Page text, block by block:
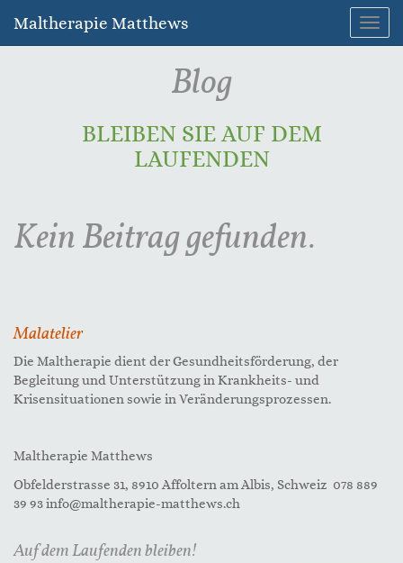
Maltherapie Matthews
Blog
BLEIBEN SIE AUF DEM
LAUFENDEN
Kein Beitrag gefunden.
Malatelier
Die Maltherapie dient der Gesundheitsförderung, der
Begleitung und Unterstützung in Krankheits- und
Krisensituationen sowie in Veränderungsprozessen.
Maltherapie Matthews
Obfelderstrasse 31, 8910 Affoltern am Albis, Schweiz 078 889
39 93 info@maltherapie-matthews.ch
Auf dem Laufenden bleiben!